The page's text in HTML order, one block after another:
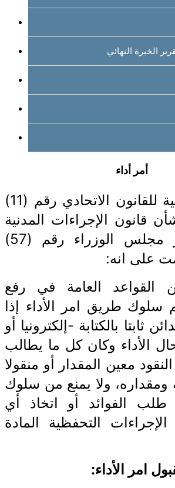
الخبرة النهائي
أمر أداء
اللائحة التنظيمية للقانون الاتحادي رقم (11)
1992 بشأن قانون الإجراءات المدنية
الصادرة بقرار مجلس الوزراء رقم (57)
القواعد العامة في رفع
سلوك طريق امر الأداء إذا
ثابتا بالكتابة -إلكترونيا أو
الأداء وكان كل ما يطالب
معين المقدار أو منقولا
ومقداره، ولا يمنع من سلوك
طلب الفوائد أو اتخاذ أي
التحفظية المادة
امر الأداء: